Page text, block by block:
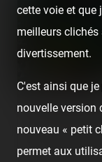
Luna Park
[SRLP 21/24]
cette voie et que
meilleurs
divertissement.
C'est ainsi que
nouvelle version
nouveau « petit
permet aux